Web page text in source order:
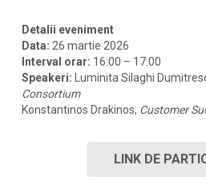
Detalii eveniment
Data: 26 martie 2026
Interval orar: 16:00 – 17:00
Speakeri:
Luminita Silaghi
Consortium
Konstantinos Drakinos, Customer
LINK DE